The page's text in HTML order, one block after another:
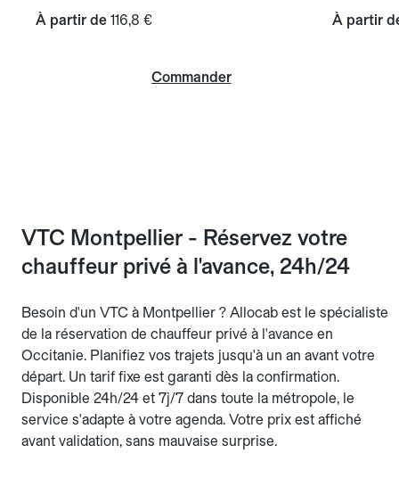
À partir de 116,8 €
Commander
À partir
VTC Montpellier - Réservez votre
chauffeur privé à l'avance, 24h/24
Besoin d'un VTC à Montpellier ? Allocab est le spécialiste
de la réservation de chauffeur privé à l'avance en
Occitanie. Planifiez vos trajets jusqu'à un an avant votre
départ. Un tarif fixe est garanti dès la confirmation.
Disponible 24h/24 et 7j/7 dans toute la métropole, le
service s'adapte à votre agenda. Votre prix est affiché
avant validation, sans mauvaise surprise.